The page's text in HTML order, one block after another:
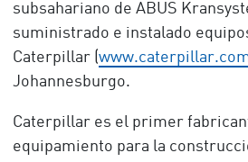
subsahariano de ABUS
suministrado e instalado
Caterpillar (
Johannesburgo.
Caterpillar es el primer
equipamiento para la